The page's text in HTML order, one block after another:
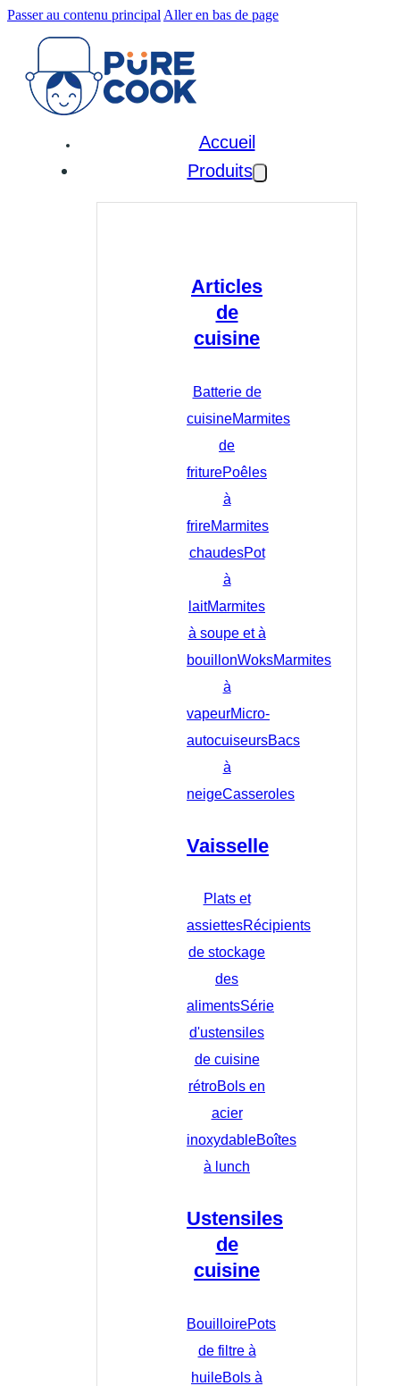
Passer au contenu principal Aller en bas de page
Accueil
Produits
Articles
de
cuisine
Batterie de
cuisineMarmites
de
friturePoêles
à
frireMarmites
chaudesPot
à
laitMarmites
à soupe et à
bouillonWoksMarmites
à
vapeurMicro-
autocuiseursBacs
à
neigeCasseroles
Vaisselle
Plats et
assiettesRécipients
de stockage
des
alimentsSérie
d'ustensiles
de cuisine
rétroBols en
acier
inoxydableBoîtes
à lunch
Ustensiles
de
cuisine
BouilloirePots
de filtre à
huileBols à